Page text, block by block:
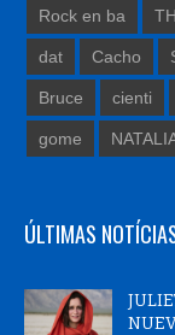
Rock en ba
dat Cacho
Bruce cienti
gome
ÚLTIMAS